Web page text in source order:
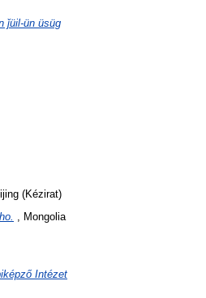
ǰüil-ün üsüg
(Kézirat)
, Mongolia
Intézet